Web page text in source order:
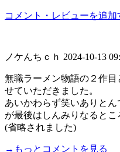
コメント・レビューを追加
ノケんちｃｈ 2024-10-13
無職ラーメン物語の２作
せていただきました。
あいかわらず笑いありと
が最後はしんみりなると
(省略されました)
→もっとコメントを見る